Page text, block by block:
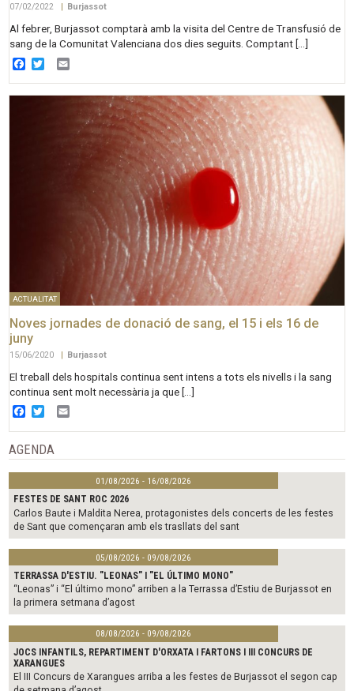
07/02/2022 | Burjassot
Al febrer, Burjassot comptarà amb la visita del Centre de Transfusió de
sang de la Comunitat Valenciana dos dies seguits. Comptant […]
Facebook
Twitter
ACTUALITAT
Noves jornades de donació de sang, el 15 i els 16 de
juny
15/06/2020 | Burjassot
El treball dels hospitals continua sent intens a tots els nivells i la sang
continua sent molt necessària ja que […]
Facebook
Twitter
AGENDA
01/08/2026 - 16/08/2026
FESTES DE SANT ROC 2026
Carlos Baute i Maldita Nerea, protagonistes dels concerts de les festes
de Sant que començaran amb els trasllats del sant
05/08/2026 - 09/08/2026
TERRASSA D'ESTIU. "LEONAS" I "EL ÚLTIMO MONO"
“Leonas” i “El último mono” arriben a la Terrassa d’Estiu de Burjassot en
la primera setmana d’agost
08/08/2026 - 09/08/2026
JOCS INFANTILS, REPARTIMENT D'ORXATA I FARTONS I III CONCURS DE
XARANGUES
El III Concurs de Xarangues arriba a les festes de Burjassot el segon cap